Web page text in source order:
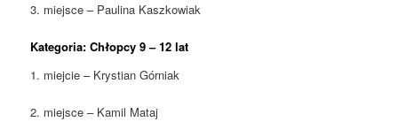
3. miejsce – Paulina Kaszkowiak
Kategoria: Chłopcy 9 – 12 lat
1. miejcie – Krystian Górniak
2. miejsce – Kamil Mataj